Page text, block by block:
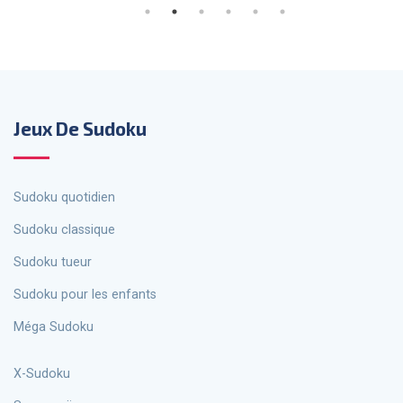
Jeux De Sudoku
Sudoku quotidien
Sudoku classique
Sudoku tueur
Sudoku pour les enfants
Méga Sudoku
X-Sudoku